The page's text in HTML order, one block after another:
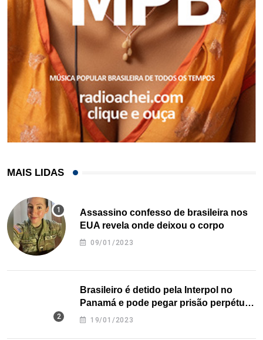
MAIS LIDAS
Assassino confesso de brasileira nos
EUA revela onde deixou o corpo
09/01/2023
Brasileiro é detido pela Interpol no
Panamá e pode pegar prisão perpétua
nos EUA
19/01/2023